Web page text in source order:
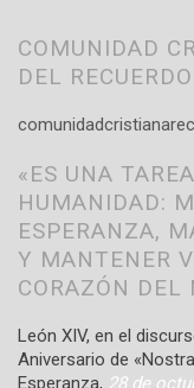
COMUNIDAD
DEL RECUERDO
«ES UNA
HUMANIDAD:
ESPERANZA,
Y MANTENER
CORAZÓN DEL
León XIV, en el
Aniversario de
Esperanza, 28 de